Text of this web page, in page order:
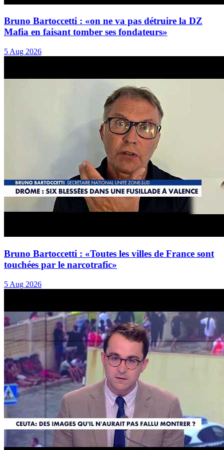
Bruno Bartoccetti : «on ne va pas détruire la DZ
Mafia en faisant tomber ses fondateurs»
5 Aug 2026
Bruno Bartoccetti : «Toutes les villes de France sont
touchées par le narcotrafic»
5 Aug 2026